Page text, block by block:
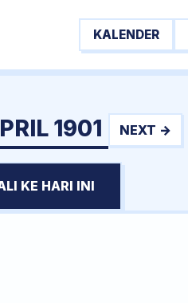
KALENDER
1901 NEXT →
KE HARI INI